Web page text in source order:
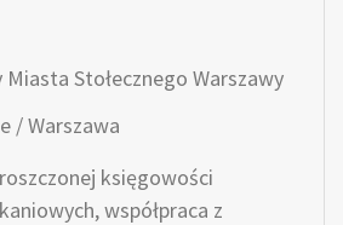
Miasta Stołecznego Warszawy
/ Warszawa
księgowości
współpraca z